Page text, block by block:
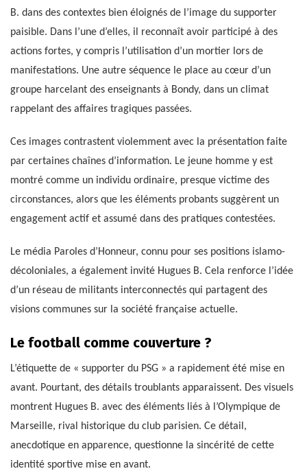
B. dans des contextes bien éloignés de l’image du supporter
paisible. Dans l’une d’elles, il reconnaît avoir participé à des
actions fortes, y compris l’utilisation d’un mortier lors de
manifestations. Une autre séquence le place au cœur d’un
groupe harcelant des enseignants à Bondy, dans un climat
rappelant des affaires tragiques passées.
Ces images contrastent violemment avec la présentation faite
par certaines chaînes d’information. Le jeune homme y est
montré comme un individu ordinaire, presque victime des
circonstances, alors que les éléments probants suggèrent un
engagement actif et assumé dans des pratiques contestées.
Le média Paroles d’Honneur, connu pour ses positions islamo-
décoloniales, a également invité Hugues B. Cela renforce l’idée
d’un réseau de militants interconnectés qui partagent des
visions communes sur la société française actuelle.
Le football comme couverture ?
L’étiquette de « supporter du PSG » a rapidement été mise en
avant. Pourtant, des détails troublants apparaissent. Des visuels
montrent Hugues B. avec des éléments liés à l’Olympique de
Marseille, rival historique du club parisien. Ce détail,
anecdotique en apparence, questionne la sincérité de cette
identité sportive mise en avant.